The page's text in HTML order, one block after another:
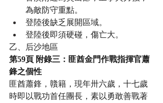
為敵防守重點。
登陸後缺乏展開區域。
登陸後即須硬碰，傷亡大。
乙、后沙地區
第59頁 附錄三：匪酋金門作戰指揮官蕭
鋒之個性
匪酋蕭鋒，贛籍，現年卅六歲，十七歲
時即以戰功首任團長，素以勇敢善戰著